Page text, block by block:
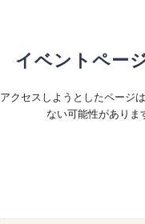
イベントペー
アクセスしようとしたページ
ない可能性がありま